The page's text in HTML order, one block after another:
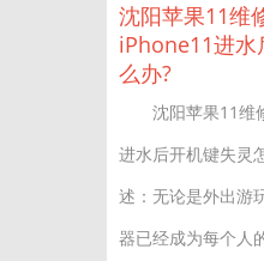
沈阳苹果11维
iPhone11进水
么办?
沈阳苹果11维
进水后开机键失
述：无论是外出游
器已经成为每个人